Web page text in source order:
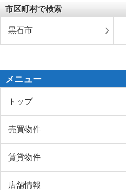
市区町村で検索
黒石市
メニュー
トップ
売買物件
賃貸物件
店舗情報